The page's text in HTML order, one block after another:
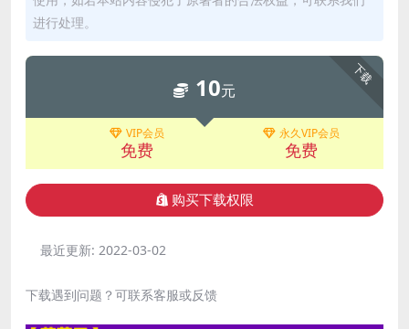
进行处理。
下载
10元
VIP会员
免费
永久VIP会员
免费
购买下载权限
最近更新: 2022-03-02
下载遇到问题？可联系客服或反馈